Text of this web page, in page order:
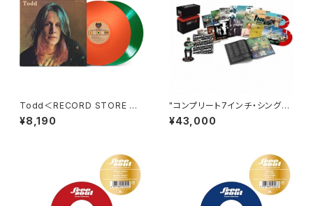
Todd＜RECORD STORE DA
Y対象商品/Colored Vinyl＞
¥8,190
"コンプリート7インチ・シング
ル・コレクションBOX Vol.1 ［7i
nchx15+ブックレット+アクリ
ッド・カラーヴァイナル＞ Oasi
¥43,000